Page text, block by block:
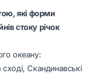
які форми
стоку річок
океану:
Скандинавські